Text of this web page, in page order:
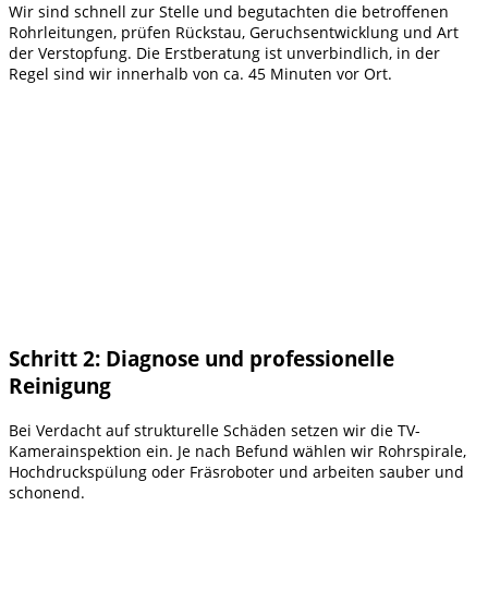
Wir sind schnell zur Stelle und begutachten die betroffenen
Rohrleitungen, prüfen Rückstau, Geruchsentwicklung und Art
der Verstopfung. Die Erstberatung ist unverbindlich, in der
Regel sind wir innerhalb von ca. 45 Minuten vor Ort.
Schritt 2: Diagnose und professionelle
Reinigung
Bei Verdacht auf strukturelle Schäden setzen wir die TV-
Kamerainspektion ein. Je nach Befund wählen wir Rohrspirale,
Hochdruckspülung oder Fräsroboter und arbeiten sauber und
schonend.